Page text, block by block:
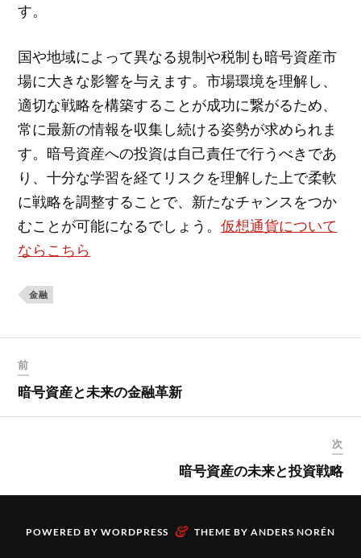
す。
国や地域によって異なる規制や税制も暗号資産市
場に大きな影響を与えます。市場環境を理解し、
適切な戦略を構築することが成功に繋がるため、
常に最新の情報を収集し続ける姿勢が求められま
す。暗号資産への投資は自己責任で行うべきであ
り、十分な学習を経てリスクを理解した上で柔軟
に戦略を調整することで、新たなチャンスをつか
むことが可能になるでしょう。仮想通貨について
ならこちら
金融
前
暗号資産と未来の金融革新
次
暗号資産の未来と投資戦略
POWERED BY WORDPRESS & THEME BY ANDERS NORÉN